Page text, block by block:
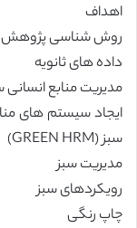
اهداف
روش شناسی پژوهش
داده های ثانویه
مدیریت منابع
ایجاد سیستم های
سبز (GREEN HRM)
مدیریت سبز
رویکردهای سبز
چاپ رنگی